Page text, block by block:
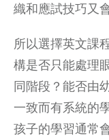
織和應試技巧又
所以選擇英文課
構是否只能處理
同階段？能否由
一致而有系統的
孩子的學習通常